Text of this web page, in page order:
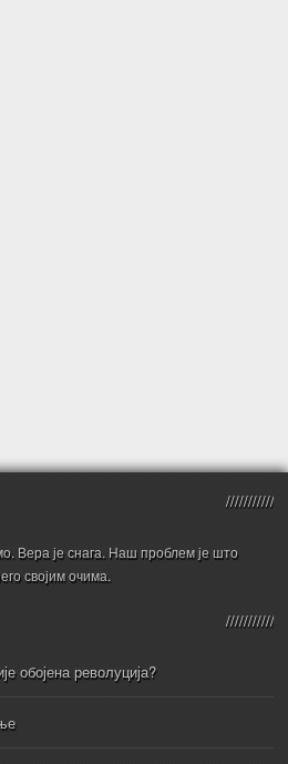
Вера је снага. Наш проблем је што
својим очима.
обојена револуција?